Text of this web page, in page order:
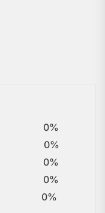
0%
0%
0%
0%
0%